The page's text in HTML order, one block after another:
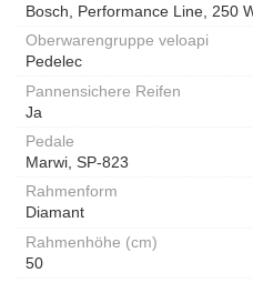
Bosch, Performance Line, 250
Oberwarengruppe veloapi
Pedelec
Pannensichere Reifen
Ja
Pedale
Marwi, SP-823
Rahmenform
Diamant
Rahmenhöhe (cm)
50